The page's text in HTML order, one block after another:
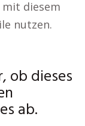
diesem
nutzen.
ob dieses
ab.